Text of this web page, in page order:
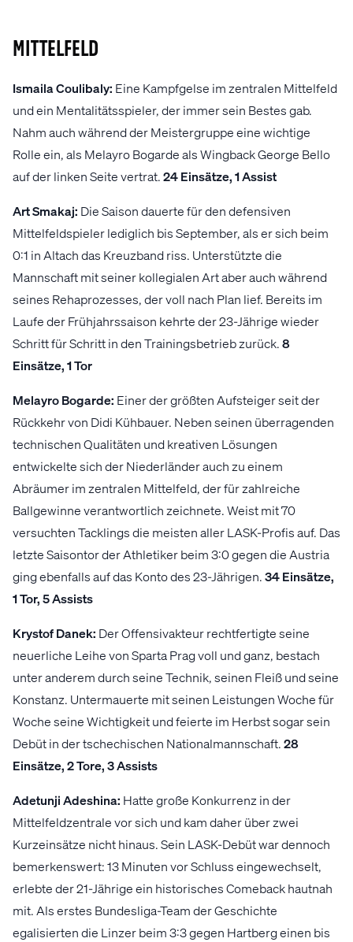
MITTELFELD
Ismaila Coulibaly: Eine Kampfgelse im zentralen Mittelfeld
und ein Mentalitätsspieler, der immer sein Bestes gab.
Nahm auch während der Meistergruppe eine wichtige
Rolle ein, als Melayro Bogarde als Wingback George Bello
auf der linken Seite vertrat.24 Einsätze, 1 Assist
Art Smakaj: Die Saison dauerte für den defensiven
Mittelfeldspieler lediglich bis September, als er sich beim
0:1 in Altach das Kreuzband riss. Unterstützte die
Mannschaft mit seiner kollegialen Art aber auch während
seines Rehaprozesses, der voll nach Plan lief. Bereits im
Laufe der Frühjahrssaison kehrte der 23-Jährige wieder
Schritt für Schritt in den Trainingsbetrieb zurück.8
Einsätze, 1 Tor
Melayro Bogarde: Einer der größten Aufsteiger seit der
Rückkehr von Didi Kühbauer. Neben seinen überragenden
technischen Qualitäten und kreativen Lösungen
entwickelte sich der Niederländer auch zu einem
Abräumer im zentralen Mittelfeld, der für zahlreiche
Ballgewinne verantwortlich zeichnete. Weist mit 70
versuchten Tacklings die meisten aller LASK-Profis auf. Das
letzte Saisontor der Athletiker beim 3:0 gegen die Austria
ging ebenfalls auf das Konto des 23-Jährigen.34 Einsätze,
1 Tor, 5 Assists
Krystof Danek: Der Offensivakteur rechtfertigte seine
neuerliche Leihe von Sparta Prag voll und ganz, bestach
unter anderem durch seine Technik, seinen Fleiß und seine
Konstanz. Untermauerte mit seinen Leistungen Woche für
Woche seine Wichtigkeit und feierte im Herbst sogar sein
Debüt in der tschechischen Nationalmannschaft.28
Einsätze, 2 Tore, 3 Assists
Adetunji Adeshina: Hatte große Konkurrenz in der
Mittelfeldzentrale vor sich und kam daher über zwei
Kurzeinsätze nicht hinaus. Sein LASK-Debüt war dennoch
bemerkenswert: 13 Minuten vor Schluss eingewechselt,
erlebte der 21-Jährige ein historisches Comeback hautnah
mit. Als erstes Bundesliga-Team der Geschichte
egalisierten die Linzer beim 3:3 gegen Hartberg einen bis